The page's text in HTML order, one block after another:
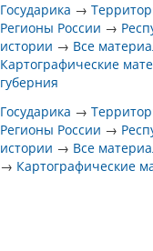
Государика →
Регионы России →
истории → Все
Картографические
губерния
Государика →
Регионы России →
истории → Все
→ Картографические